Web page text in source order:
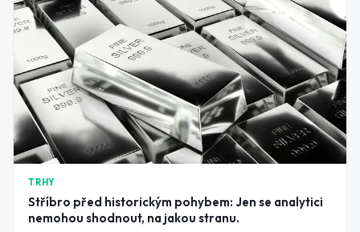
TRHY
Stříbro před historickým pohybem: Jen se analytici
nemohou shodnout, na jakou stranu.